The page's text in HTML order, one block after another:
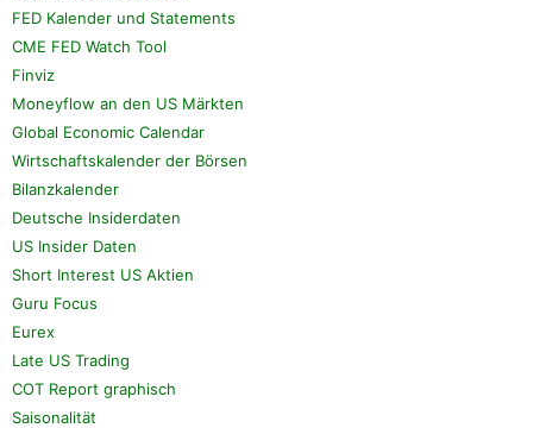
FED Kalender und Statements
CME FED Watch Tool
Finviz
Moneyflow an den US Märkten
Global Economic Calendar
Wirtschaftskalender der Börsen
Bilanzkalender
Deutsche Insiderdaten
US Insider Daten
Short Interest US Aktien
Guru Focus
Eurex
Late US Trading
COT Report graphisch
Saisonalität